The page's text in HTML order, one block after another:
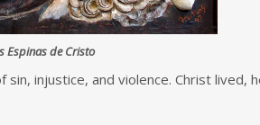
Espinas de Cristo
injustice, and violence. Christ lived,